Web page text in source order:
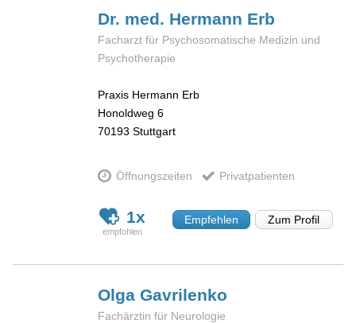
Dr. med. Hermann Erb
Facharzt für Psychosomatische Medizin und
Psychotherapie
Praxis Hermann Erb
Honoldweg 6
70193 Stuttgart
Öffnungszeiten Privatpatienten
1x Empfehlen Zum Profil
OlgaGavrilenko
Fachärztin für Neurologie